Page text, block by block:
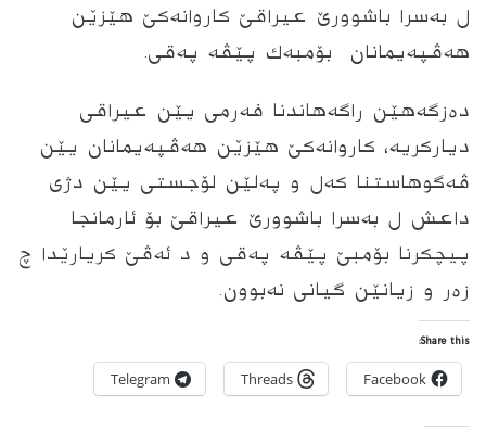
ل به‌سرا باشوورێ عیراقێ كاروانه‌كێ هێزێن
هه‌ڤپه‌یمانان بۆمبه‌ك پێڤه‌ په‌قی.
ده‌زگه‌هێن راگه‌هاندنا فه‌رمی یێن عیراقی
دیاركریه‌، كاروانه‌كێ هێزێن هه‌ڤپه‌یمانان یێن
ڤه‌گوهاستنا كه‌ل و په‌لێن لۆجستی یێن دژی
داعش ل به‌سرا باشوورێ عیراقێ بۆ ئارمانجا
پیچكرنا بۆمبێ پێڤه‌ په‌قى و د ئه‌ڤێ كریارێدا چ
زه‌ر و زیانێن گیانی نه‌بوون.
Share this:
Facebook
Threads
Telegram